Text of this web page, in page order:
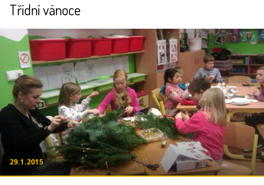
Třídní vánoce
29.1.2015